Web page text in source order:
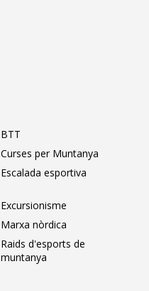
BTT
Curses per Muntanya
Escalada esportiva
Excursionisme
Marxa nòrdica
Raids d'esports de
muntanya